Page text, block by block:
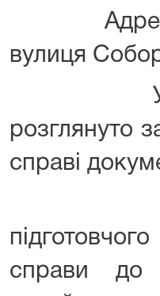
Адреса
вулиця
У разі
розглянуто
справі
справи до